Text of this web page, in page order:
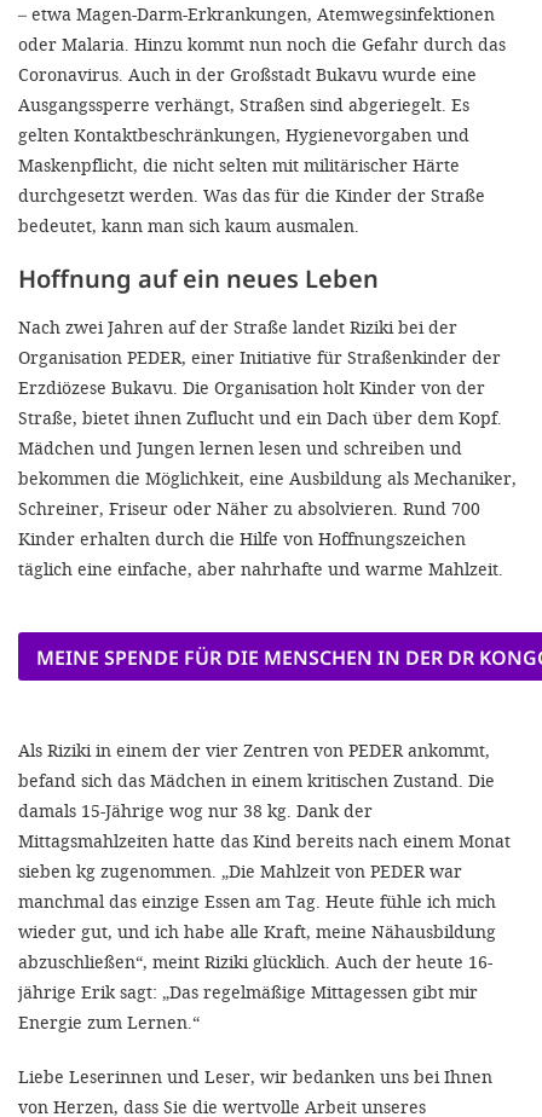
– etwa Magen-Darm-Erkrankungen, Atemwegsinfektionen
oder Malaria. Hinzu kommt nun noch die Gefahr durch das
Coronavirus. Auch in der Großstadt Bukavu wurde eine
Ausgangssperre verhängt, Straßen sind abgeriegelt. Es
gelten Kontaktbeschränkungen, Hygienevorgaben und
Maskenpflicht, die nicht selten mit militärischer Härte
durchgesetzt werden. Was das für die Kinder der Straße
bedeutet, kann man sich kaum ausmalen.
Hoffnung auf ein neues Leben
Nach zwei Jahren auf der Straße landet Riziki bei der
Organisation PEDER, einer Initiative für Straßenkinder der
Erzdiözese Bukavu. Die Organisation holt Kinder von der
Straße, bietet ihnen Zuflucht und ein Dach über dem Kopf.
Mädchen und Jungen lernen lesen und schreiben und
bekommen die Möglichkeit, eine Ausbildung als Mechaniker,
Schreiner, Friseur oder Näher zu absolvieren. Rund 700
Kinder erhalten durch die Hilfe von Hoffnungszeichen
täglich eine einfache, aber nahrhafte und warme Mahlzeit.
MEINE SPENDE FÜR DIE MENSCHEN IN DER DR
Als Riziki in einem der vier Zentren von PEDER ankommt,
befand sich das Mädchen in einem kritischen Zustand. Die
damals 15-Jährige wog nur 38 kg. Dank der
Mittagsmahlzeiten hatte das Kind bereits nach einem Monat
sieben kg zugenommen. „Die Mahlzeit von PEDER war
manchmal das einzige Essen am Tag. Heute fühle ich mich
wieder gut, und ich habe alle Kraft, meine Nähausbildung
abzuschließen“, meint Riziki glücklich. Auch der heute 16-
jährige Erik sagt: „Das regelmäßige Mittagessen gibt mir
Energie zum Lernen.“
Liebe Leserinnen und Leser, wir bedanken uns bei Ihnen
von Herzen, dass Sie die wertvolle Arbeit unseres